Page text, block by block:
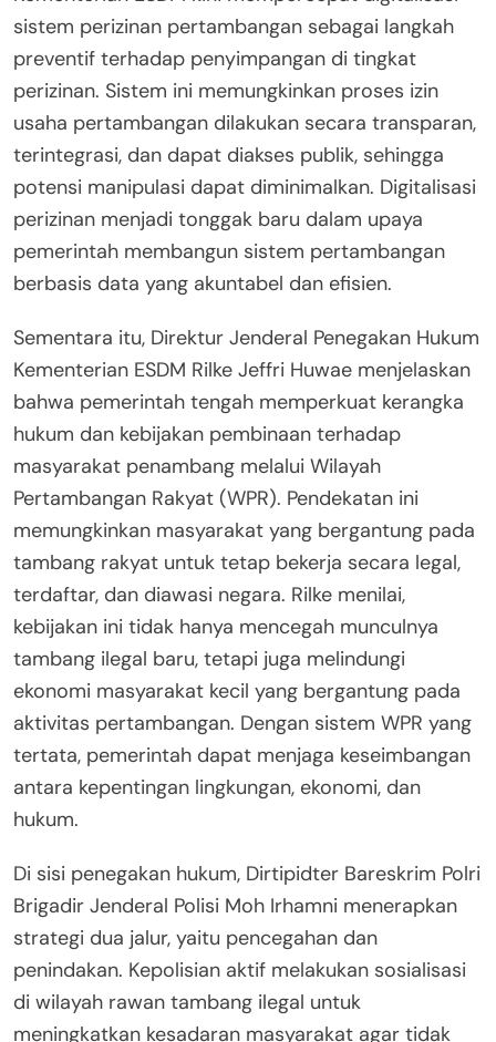
sistem perizinan pertambangan sebagai langkah
preventif terhadap penyimpangan di tingkat
perizinan. Sistem ini memungkinkan proses izin
usaha pertambangan dilakukan secara transparan,
terintegrasi, dan dapat diakses publik, sehingga
potensi manipulasi dapat diminimalkan. Digitalisasi
perizinan menjadi tonggak baru dalam upaya
pemerintah membangun sistem pertambangan
berbasis data yang akuntabel dan efisien.
Sementara itu, Direktur Jenderal Penegakan Hukum
Kementerian ESDM Rilke Jeffri Huwae menjelaskan
bahwa pemerintah tengah memperkuat kerangka
hukum dan kebijakan pembinaan terhadap
masyarakat penambang melalui Wilayah
Pertambangan Rakyat (WPR). Pendekatan ini
memungkinkan masyarakat yang bergantung pada
tambang rakyat untuk tetap bekerja secara legal,
terdaftar, dan diawasi negara. Rilke menilai,
kebijakan ini tidak hanya mencegah munculnya
tambang ilegal baru, tetapi juga melindungi
ekonomi masyarakat kecil yang bergantung pada
aktivitas pertambangan. Dengan sistem WPR yang
tertata, pemerintah dapat menjaga keseimbangan
antara kepentingan lingkungan, ekonomi, dan
hukum.
Di sisi penegakan hukum, Dirtipidter Bareskrim Polri
Brigadir Jenderal Polisi Moh Irhamni menerapkan
strategi dua jalur, yaitu pencegahan dan
penindakan. Kepolisian aktif melakukan sosialisasi
di wilayah rawan tambang ilegal untuk
meningkatkan kesadaran masyarakat agar tidak